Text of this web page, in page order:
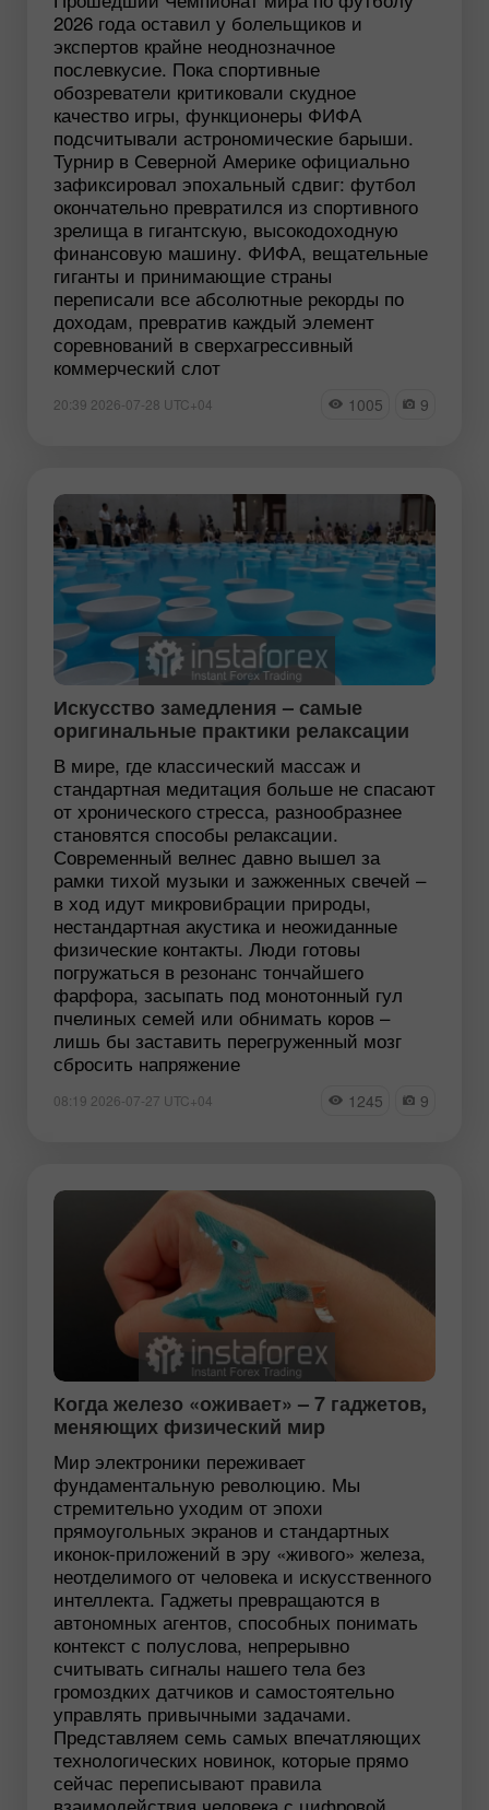
2026 года оставил у болельщиков и
экспертов крайне неоднозначное
послевкусие. Пока спортивные
обозреватели критиковали скудное
качество игры, функционеры ФИФА
подсчитывали астрономические барыши.
Турнир в Северной Америке официально
зафиксировал эпохальный сдвиг: футбол
окончательно превратился из спортивного
зрелища в гигантскую, высокодоходную
финансовую машину. ФИФА, вещательные
гиганты и принимающие страны
переписали все абсолютные рекорды по
доходам, превратив каждый элемент
соревнований в сверхагрессивный
коммерческий слот
20:39 2026-07-28 UTC+04 1005 9
Искусство замедления – самые
оригинальные практики релаксации
В мире, где классический массаж и
стандартная медитация больше не спасают
от хронического стресса, разнообразнее
становятся способы релаксации.
Современный велнес давно вышел за
рамки тихой музыки и зажженных свечей –
в ход идут микровибрации природы,
нестандартная акустика и неожиданные
физические контакты. Люди готовы
погружаться в резонанс тончайшего
фарфора, засыпать под монотонный гул
пчелиных семей или обнимать коров –
лишь бы заставить перегруженный мозг
сбросить напряжение
08:19 2026-07-27 UTC+04 1245 9
Когда железо «оживает» – 7 гаджетов,
меняющих физический мир
Мир электроники переживает
фундаментальную революцию. Мы
стремительно уходим от эпохи
прямоугольных экранов и стандартных
иконок-приложений в эру «живого» железа,
неотделимого от человека и искусственного
интеллекта. Гаджеты превращаются в
автономных агентов, способных понимать
контекст с полуслова, непрерывно
считывать сигналы нашего тела без
громоздких датчиков и самостоятельно
управлять привычными задачами.
Представляем семь самых впечатляющих
технологических новинок, которые прямо
сейчас переписывают правила